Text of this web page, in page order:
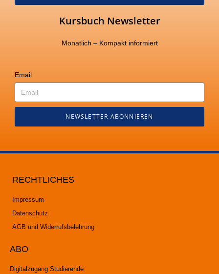
Kursbuch Newsletter
Monatlich – Kompakt informiert
Email
NEWSLETTER ABONNIEREN
RECHTLICHES
Impressum
Datenschutz
AGB und Widerrufsbelehrung
ABO
Digitalzugang Studierende